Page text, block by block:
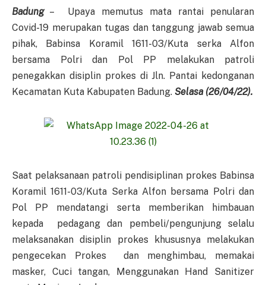
Badung– Upaya memutus mata rantai penularan
Covid-19 merupakan tugas dan tanggung jawab semua
pihak, Babinsa Koramil 1611-03/Kuta serka Alfon
bersama Polri dan Pol PP melakukan patroli
penegakkan disiplin prokes di Jln. Pantai kedonganan
Kecamatan Kuta Kabupaten Badung. Selasa (26/04/22).
Saat pelaksanaan patroli pendisiplinan prokes Babinsa
Koramil 1611-03/Kuta Serka Alfon bersama Polri dan
Pol PP mendatangi serta memberikan himbauan
kepada pedagang dan pembeli/pengunjung selalu
melaksanakan disiplin prokes khususnya melakukan
pengecekan Prokes dan menghimbau, memakai
masker, Cuci tangan, Menggunakan Hand Sanitizer